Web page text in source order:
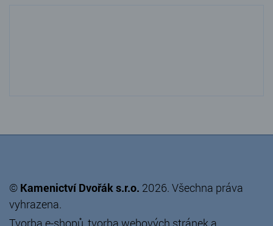
© Kamenictví Dvořák s.r.o. 2026. Všechna práva
vyhrazena.
Tvorba e-shopů tvorba webových stránek a